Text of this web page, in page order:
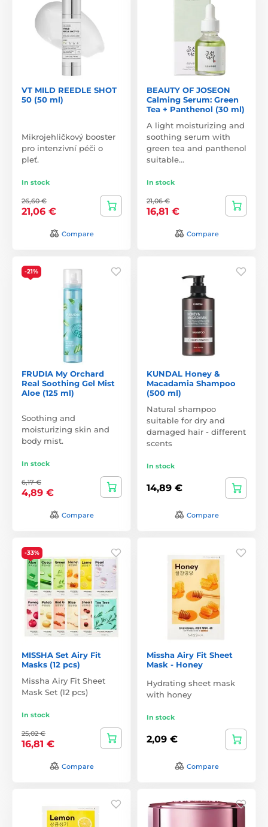
VT MILD REEDLE SHOT
50 (50 ml)
Mikrojehličkový booster
pro intenzivní péči o
pleť.
In stock
26,60 €
21,06 €
Compare
BEAUTY OF JOSEON
Calming Serum: Green
Tea + Panthenol (30 ml)
A light moisturizing and
soothing serum with
green tea and panthenol
suitable…
In stock
21,06 €
16,81 €
Compare
-21%
FRUDIA My Orchard
Real Soothing Gel Mist
Aloe (125 ml)
Soothing and
moisturizing skin and
body mist.
In stock
6,17 €
4,89 €
Compare
KUNDAL Honey &
Macadamia Shampoo
(500 ml)
Natural shampoo
suitable for dry and
damaged hair - different
scents
In stock
14,89 €
Compare
-33%
MISSHA Set Airy Fit
Masks (12 pcs)
Missha Airy Fit Sheet
Mask Set (12 pcs)
In stock
25,02 €
16,81 €
Compare
Missha Airy Fit Sheet
Mask - Honey
Hydrating sheet mask
with honey
In stock
2,09 €
Compare